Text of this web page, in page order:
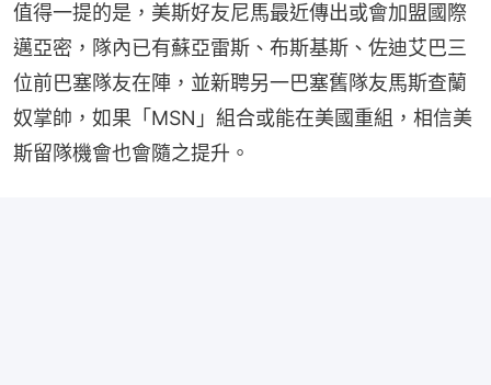
值得一提的是，美斯好友尼馬最近傳出或會加盟國際
邁亞密，隊內已有蘇亞雷斯、布斯基斯、佐迪艾巴三
位前巴塞隊友在陣，並新聘另一巴塞舊隊友馬斯查蘭
奴掌帥，如果「MSN」組合或能在美國重組，相信美
斯留隊機會也會隨之提升。